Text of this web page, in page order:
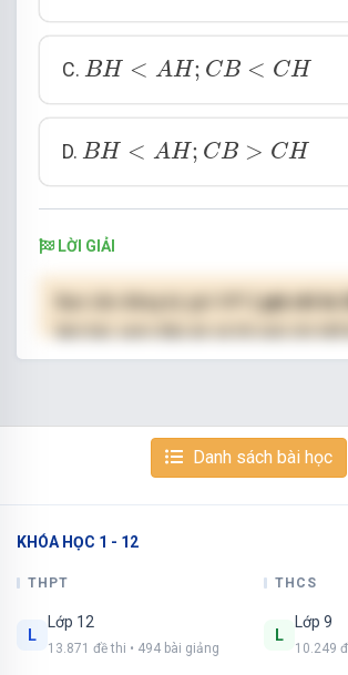
C. BH < AH ; CB < CH
BH< AH ;CB<CH
D. BH < AH ; CB > CH
BH< AH ;CB>CH
LỜI GIẢI
( giá chỉ từ
làm bài, xem đáp án và lời giải chi tiết
hạn.
Xem tiếp với tài khoản
Còn 3/9 câu hỏi, đáp án và lời giải
Bạn cần đăng ký gói VIP ( giá chỉ
làm bài, xem đáp án và lời giải chi
Danh sách bài học
KHÓA HỌC 1 - 12
THPT
L
Lớp 12
13.871 đề thi • 494 bài giảng
THCS
L
Lớp 9
10.249